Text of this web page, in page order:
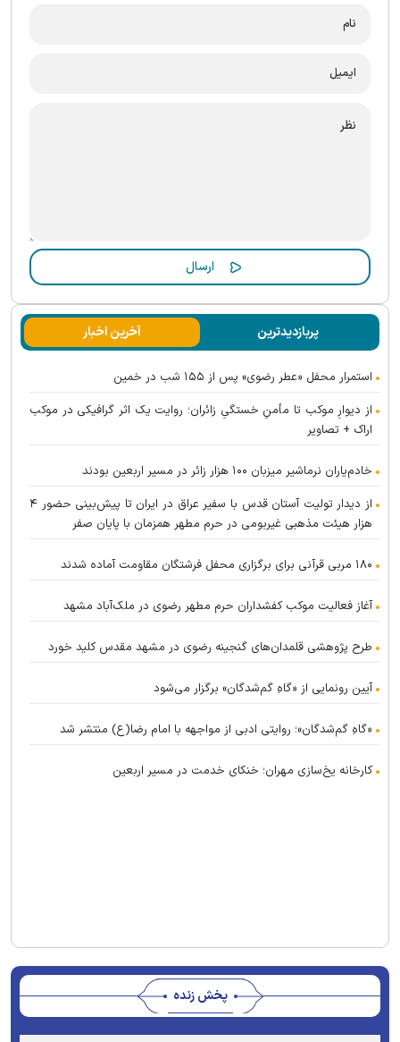
پربازدیدترین آخرین اخبار
استمرار محفل «عطر رضوی» پس از ۱۵۵ شب در خمین
از دیوارِ موکب تا مأمنِ خستگیِ زائران؛ روایت یک اثر گرافیکی در موکب
اراک + تصاویر
خادم‌یاران نرماشیر میزبان ۱۰۰ هزار زائر در مسیر اربعین بودند
از دیدار تولیت آستان قدس با سفیر عراق در ایران تا پیش‌بینی حضور ۴
هزار هیئت مذهبی غیربومی در حرم مطهر همزمان با پایان صفر
۱۸۰ مربی قرآنی برای برگزاری محفل فرشتگان مقاومت آماده شدند
آغاز فعالیت موکب کفشداران حرم مطهر رضوی در ملک‌آباد مشهد
طرح پژوهشی قلمدان‌های گنجینه رضوی در مشهد مقدس کلید خورد
آیین رونمایی از «گاهِ گم‌شدگان» برگزار می‌شود
«گاهِ گم‌شدگان»؛ روایتی ادبی از مواجهه با امام رضا(ع) منتشر شد
کارخانه یخ‌سازی مهران؛ خنکای خدمت در مسیر اربعین
پخش زنده